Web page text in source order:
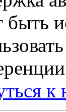
быть
к